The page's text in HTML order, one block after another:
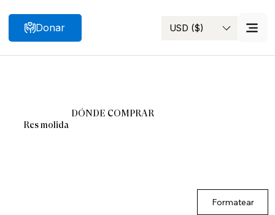
Buscar USD ($)
Donar
DÓNDE COMPRAR
Res molida
Formatear